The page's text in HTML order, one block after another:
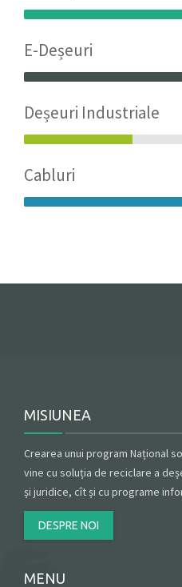
E-Deșeuri
Deșeuri Industriale
Cabluri
MISIUNEA
Crearea unui program Național
vine cu soluția de reciclare a
și juridice, cît și cu programe
DESPRE NOI
MENU